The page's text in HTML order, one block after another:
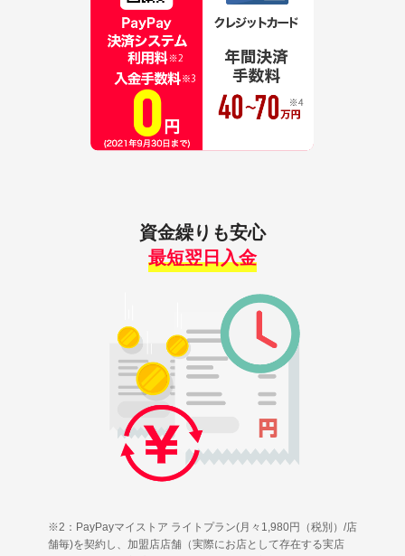
資金繰りも安心
最短翌日入金
※2：PayPayマイストア ライトプラン(月々1,980円（税別）/店
舗毎)を契約し、加盟店店舗（実際にお店として存在する実店